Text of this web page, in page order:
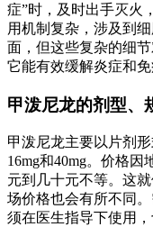
症”时，及时出手灭火
用机制复杂，涉及到
面，但这些复杂的细
它能有效缓解炎症和免
甲泼尼龙的剂型、
甲泼尼龙主要以片剂形
16mg和40mg。价格
元到几十元不等。这
场价格也会有所不同
须在医生指导下使用